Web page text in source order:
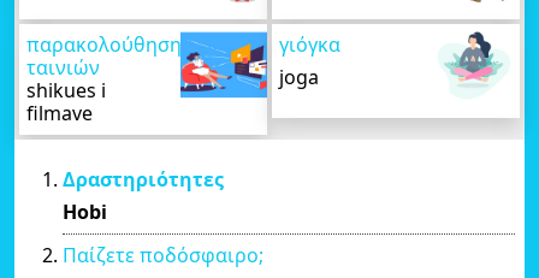
παρακολούθηση
ταινιών
shikues i
filmave
γιόγκα
joga
Δραστηριότητες
Hobi
Παίζετε ποδόσφαιρο;